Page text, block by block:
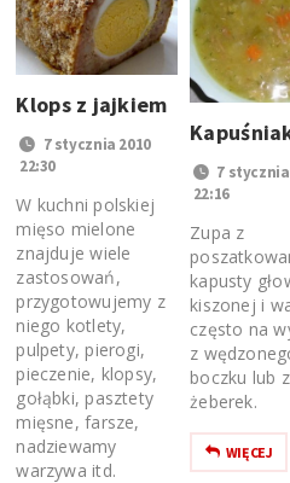
Klops z jajkiem
7 stycznia 2010
22:30
W kuchni polskiej
mięso mielone
znajduje wiele
zastosowań,
przygotowujemy z
niego kotlety,
pulpety, pierogi,
pieczenie, klopsy,
gołąbki, pasztety
mięsne, farsze,
nadziewamy
warzywa itd.
7 stycznia
22:16
Zupa z
kapusty
kiszonej i
często na
z
boczku lub z
żeberek.
WIĘCEJ